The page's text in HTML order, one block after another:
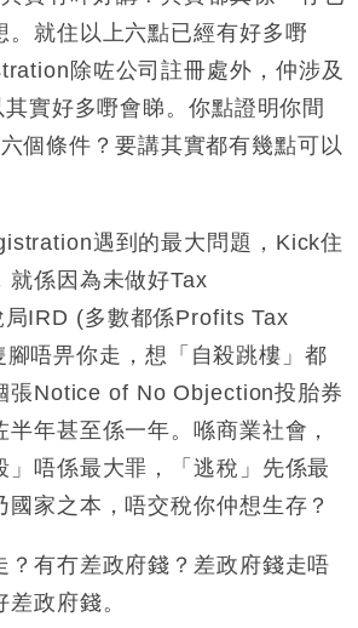
。就住以上六點已經有好多嘢
除咗公司註冊處外，仲涉及
實好多嘢會睇。你點證明你間
個條件？要講其實都有幾點可以
遇到的最大問題，Kick住
就係因為未做好Tax
IRD (多數都係Profits Tax
唔畀你走，想「自殺跳樓」都
張Notice of No Objection投胎券
年甚至係一年。喺商業社會，
」唔係最大罪，「逃稅」先係最
國家之本，唔交稅你仲想生存？
？有冇差政府錢？差政府錢走唔
政府錢。